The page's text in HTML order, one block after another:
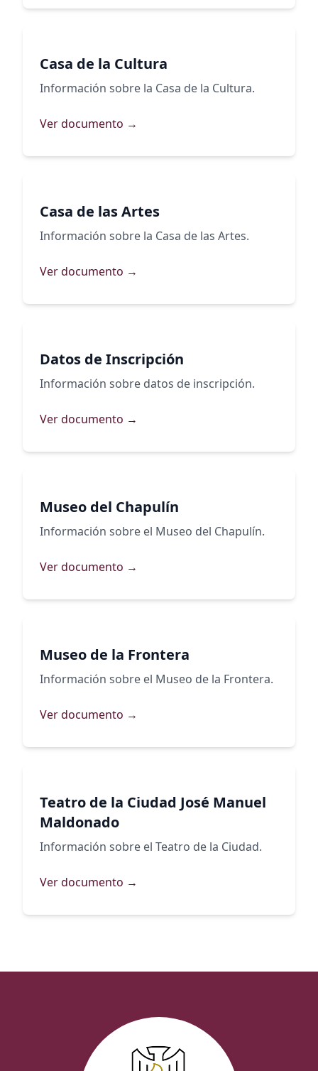
Casa de la Cultura
Información sobre la Casa de la Cultura.
Ver documento →
Casa de las Artes
Información sobre la Casa de las Artes.
Ver documento →
Datos de Inscripción
Información sobre datos de inscripción.
Ver documento →
Museo del Chapulín
Información sobre el Museo del Chapulín.
Ver documento →
Museo de la Frontera
Información sobre el Museo de la Frontera.
Ver documento →
Teatro de la Ciudad José Manuel
Maldonado
Información sobre el Teatro de la Ciudad.
Ver documento →